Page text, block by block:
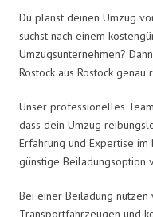
Du planst deinen Umzug
suchst nach einem
Umzugsunternehmen?
Rostock aus Rostock genau
Unser professionelles
dass dein Umzug
Erfahrung und Expertise
günstige Beiladungsoption
Bei einer Beiladung
Transportfahrzeugen und